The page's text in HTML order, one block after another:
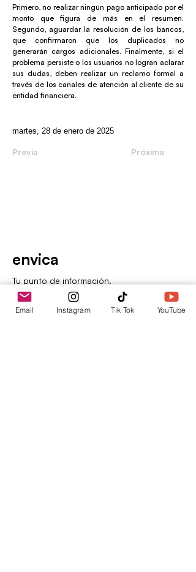
Primero, no realizar ningún pago anticipado por el
monto que figura de más en el resumen.
Segundo, aguardar la resolución de los bancos,
que confirmaron que los duplicados no
generarán cargos adicionales. Finalmente, si el
problema persiste o los usuarios no logran aclarar
sus dudas, deben realizar un reclamo formal a
través de los canales de atención al cliente de su
entidad financiera.
martes, 28 de enero de 2025
Previa Próxima
envica
Tu punto de información.
Email Instagram Tik Tok YouTube